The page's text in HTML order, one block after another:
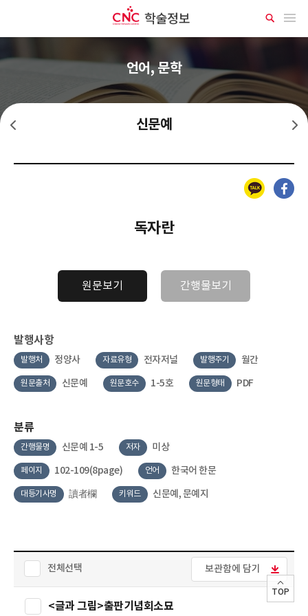
메뉴 열기
상
세
언어, 문학
신문예 신시단
카카오톡 페이스북
독자란
원문보기 간행물보기
발행사항
발행처 정양사 자료유형 전자저널 발행주기 월간
원문출처 신문예 원문호수 1-5호 원문형태 PDF
분류
간행물명 신문예 1-5 저자 미상
페이지 102-109(8page) 언어 한국어 한문
대등기사명 讀者欄 키워드 신문예, 문예지
전체선택 보관함에 담기
<글과 그림>출판기념회소묘
TOP